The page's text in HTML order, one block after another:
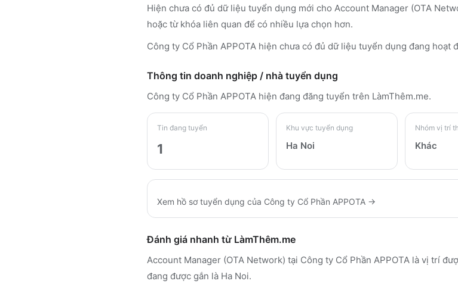
Hiện chưa có đủ dữ liệu tuyển dụng mới cho Account Manager (OTA
hoặc từ khóa liên quan để có nhiều lựa chọn hơn.
Công ty Cổ Phần APPOTA hiện chưa có đủ dữ liệu tuyển dụng đang hoạt
Thông tin doanh nghiệp / nhà tuyển dụng
Công ty Cổ Phần APPOTA hiện đang đăng tuyển trên LàmThêm.me.
Tin đang tuyển
1
Khu vực tuyển dụng
Ha Noi
Nhóm vị trí
Khác
Xem hồ sơ tuyển dụng của Công ty Cổ Phần APPOTA →
Đánh giá nhanh từ LàmThêm.me
Account Manager (OTA Network) tại Công ty Cổ Phần APPOTA là vị trí
đang được gắn là Ha Noi.